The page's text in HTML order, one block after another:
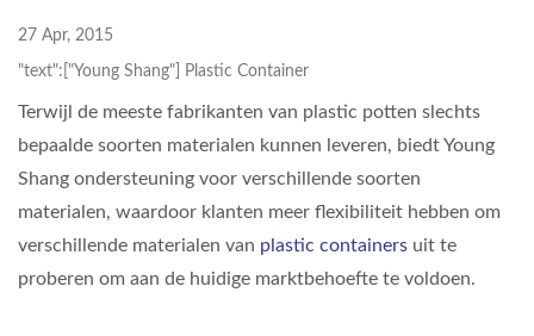
27 Apr, 2015
"text":["Young Shang"] Plastic Container
Terwijl de meeste fabrikanten van plastic potten slechts
bepaalde soorten materialen kunnen leveren, biedt Young
Shang ondersteuning voor verschillende soorten
materialen, waardoor klanten meer flexibiliteit hebben om
verschillende materialen van plastic containers uit te
proberen om aan de huidige marktbehoefte te voldoen.